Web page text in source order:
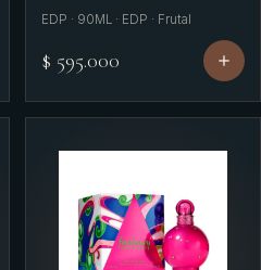
EDP · 90ML · EDP · Frutal
$ 595.000